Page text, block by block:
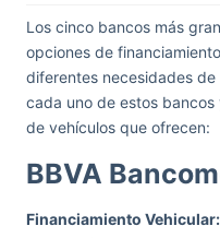
Los cinco bancos más
opciones de
diferentes necesidades de
cada uno de estos
de vehículos que ofrecen:
BBVA
Financiamiento Vehicular: